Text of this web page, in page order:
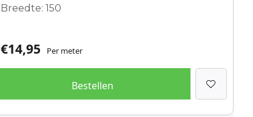
Breedte: 150
€14,95 Per meter
Bestellen